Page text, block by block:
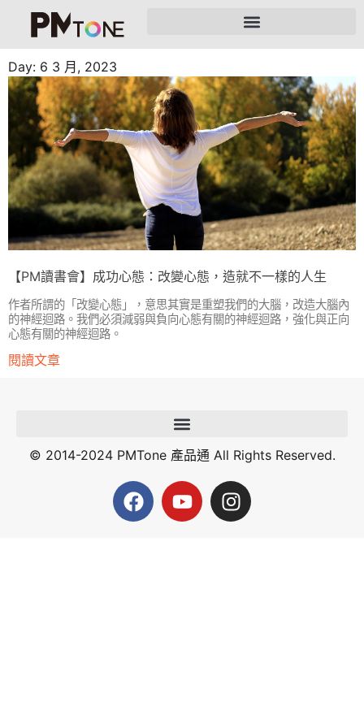
Day: 6 3 月, 2023
【PM讀書會】成功心態：改變心態，造就不一樣的人生
作者所謂的「改變心態」，意思其實是重塑我們的大腦，改造大腦內
的神經迴路。我們必須減弱與負向心態有關的神經迴路，強化與正向
心態有關的神經迴路。
閱讀文章
© 2014-2024 PMTone 產品通 All Rights Reserved.